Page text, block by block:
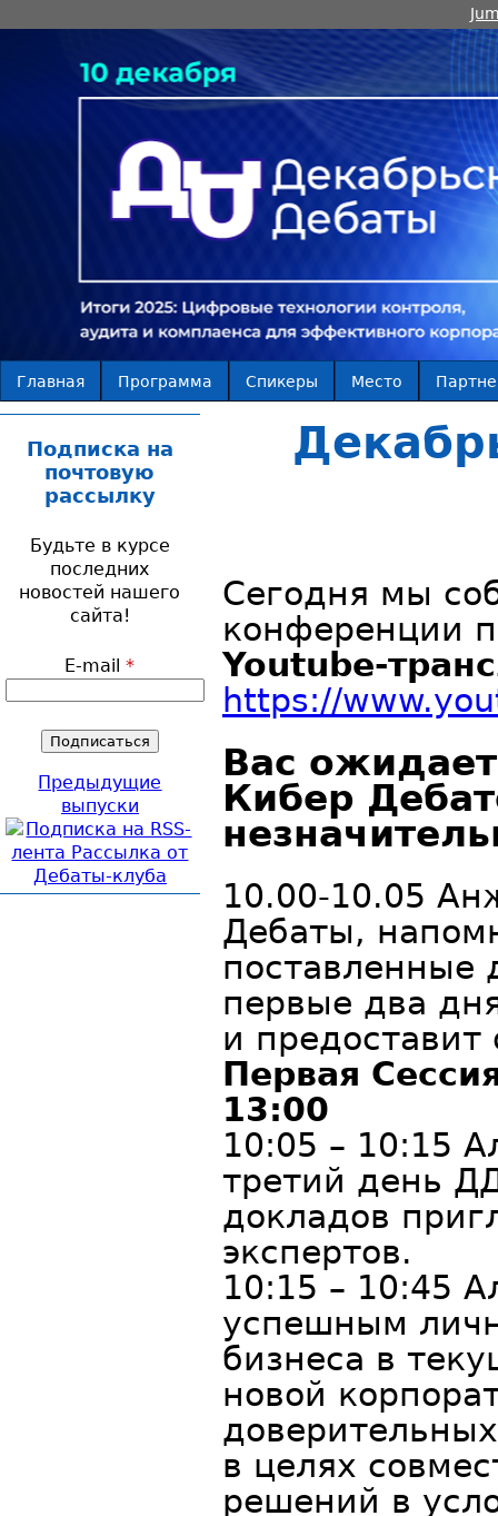
Главная Программа Спикеры Место
Сегодня мы
конференции
Youtube-
https://
Вас
Кибер
10.00-10.05
Дебаты,
поставленные
первые два
и
Первая
13:00
10:05 – 10:15
третий день
докладов
экспертов.
10:15 – 10:45
успешным
бизнеса в
новой
в целях
решений в
Подписка на
почтовую
рассылку
Будьте в курсе
последних
новостей нашего
сайта!
E-mail*
Предыдущие
выпуски